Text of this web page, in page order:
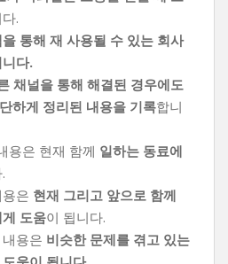
.
통해 재 사용될 수 있는 회사
다.
채널을 통해 해결된 경우에도
하게 정리된 내용을 기록합니
용은 현재 함께 일하는 동료에
은 현재 그리고 앞으로 함께
도움이 됩니다.
용은 비슷한 문제를 겪고 있는